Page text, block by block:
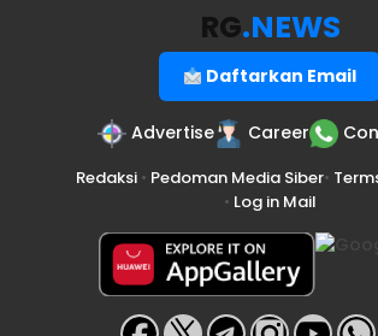
RG.NEWS
Daftarkan Email
Advertise Career
Redaksi• Pedoman Media Siber•
• Log in Mail